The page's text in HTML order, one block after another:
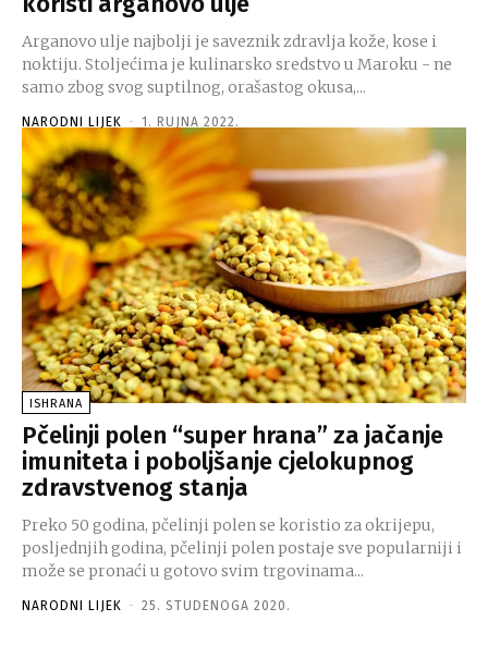
Arganovo ulje najbolji je saveznik zdravlja kože, kose i
noktiju. Stoljećima je kulinarsko sredstvo u Maroku - ne
samo zbog svog suptilnog, orašastog okusa,...
NARODNI LIJEK - 1. RUJNA 2022.
ISHRANA
Pčelinji polen “super hrana” za jačanje
imuniteta i poboljšanje cjelokupnog
zdravstvenog stanja
Preko 50 godina, pčelinji polen se koristio za okrijepu,
posljednjih godina, pčelinji polen postaje sve popularniji i
može se pronaći u gotovo svim trgovinama...
NARODNI LIJEK - 25. STUDENOGA 2020.